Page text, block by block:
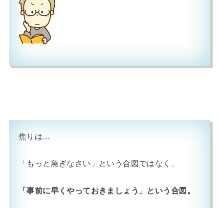
焦りは…
「もっと急ぎなさい」という合図ではなく、
「事前に早くやっておきましょう」という合図。